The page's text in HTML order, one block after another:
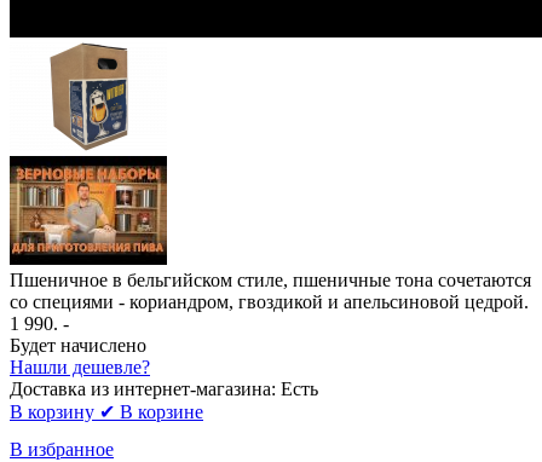
Пшеничное в бельгийском стиле, пшеничные тона сочетаются
со специями - кориандром, гвоздикой и апельсиновой цедрой.
1 990. -
Будет начислено
Нашли дешевле?
Доставка из интернет-магазина: Есть
В корзину ✔ В корзине
В избранное